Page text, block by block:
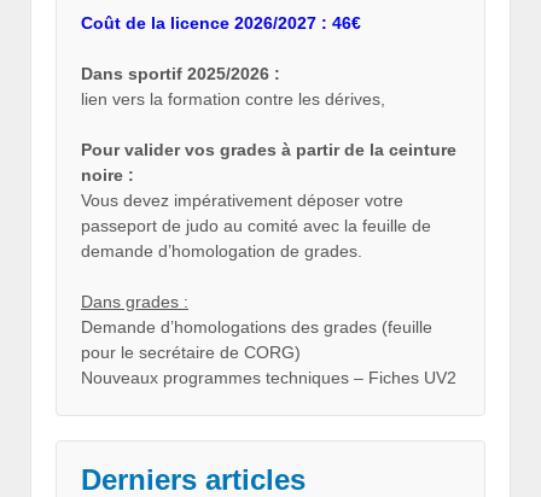
Coût de la licence 2026/2027 : 46€
Dans sportif 2025/2026 :
lien vers la formation contre les dérives,
Pour valider vos grades à partir de la ceinture
noire :
Vous devez impérativement déposer votre
passeport de judo au comité avec la feuille de
demande d’homologation de grades.
Dans grades :
Demande d’homologations des grades (feuille
pour le secrétaire de CORG)
Nouveaux programmes techniques – Fiches UV2
Derniers articles